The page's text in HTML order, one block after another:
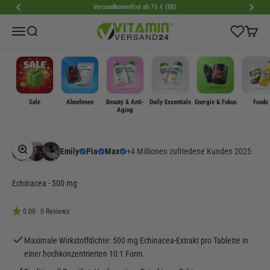
Zum Inhalt springen Versandkostenfrei ab 75 € (DE)
MenüSuche VitaminVersand24 Wishlist
Sale Abnehmen
Beauty & Anti-
Aging
Daily Essentials Energie & Fokus Foods
Bild vergrößern
Emily Pia Max +4 Millionen zufriedene Kunden 2025
Echinacea - 500 mg
0.00 0 Reviews
Maximale Wirkstoffdichte: 500 mg Echinacea-Extrakt pro Tablette in
einer hochkonzentrierten 10:1 Form.